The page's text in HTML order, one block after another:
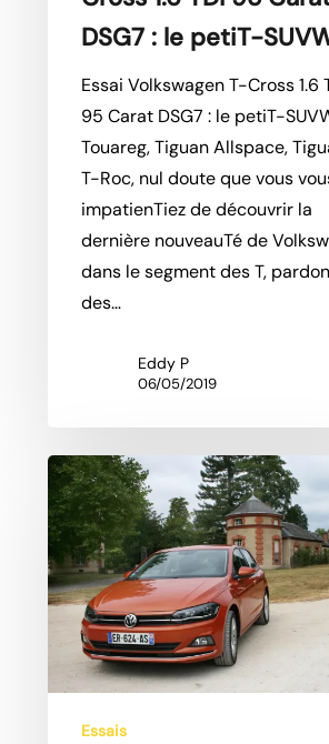
DSG7 : le petiT-
Essai Volkswagen T-Cross 1.6
95 Carat DSG7 : le petiT-
Touareg, Tiguan Allspace,
T-Roc, nul doute que vous
impatienTiez de découvrir la
dernière nouveauTé de
dans le segment des T, pardon
des…
Eddy P
06/05/2019
Essai
Volkswagen
Polo
1.0
TSI
Golf
Essais